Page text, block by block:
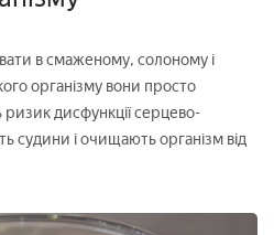
в смаженому, солоному і
організму вони просто
ризик дисфункції серцево-
судини і очищають організм від